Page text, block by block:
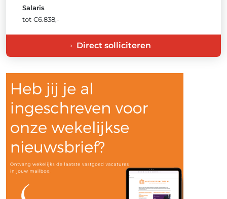
Salaris
tot €6.838,-
Direct solliciteren